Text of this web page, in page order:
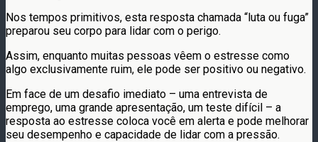
Nos tempos primitivos, esta resposta chamada “luta ou fuga”
preparou seu corpo para lidar com o perigo.
Assim, enquanto muitas pessoas vêem o estresse como
algo exclusivamente ruim, ele pode ser positivo ou negativo.
Em face de um desafio imediato – uma entrevista de
emprego, uma grande apresentação, um teste difícil – a
resposta ao estresse coloca você em alerta e pode melhorar
seu desempenho e capacidade de lidar com a pressão.